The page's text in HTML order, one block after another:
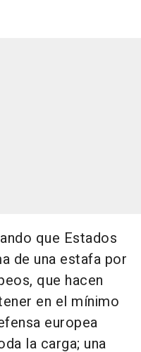
que Estados
de una estafa por
que hacen
en el mínimo
europea
la carga; una